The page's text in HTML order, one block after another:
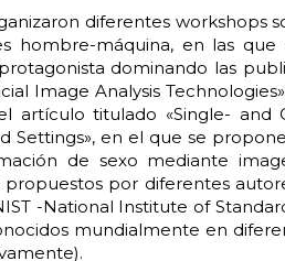
diferentes workshops
hombre-máquina, en las
dominando las
Image Analysis
artículo titulado «Single- and
Settings», en el que se
de sexo mediante
por diferentes
-National Institute of
mundialmente en